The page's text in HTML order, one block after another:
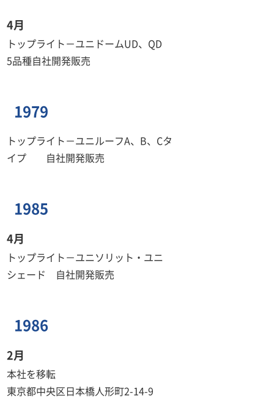
4月
トップライト－ユニドームUD、QD
5品種自社開発販売
1979
トップライト－ユニルーフA、B、Cタ
イプ 自社開発販売
1985
4月
トップライト－ユニソリット・ユニ
シェード 自社開発販売
1986
2月
本社を移転
東京都中央区日本橋人形町2-14-9